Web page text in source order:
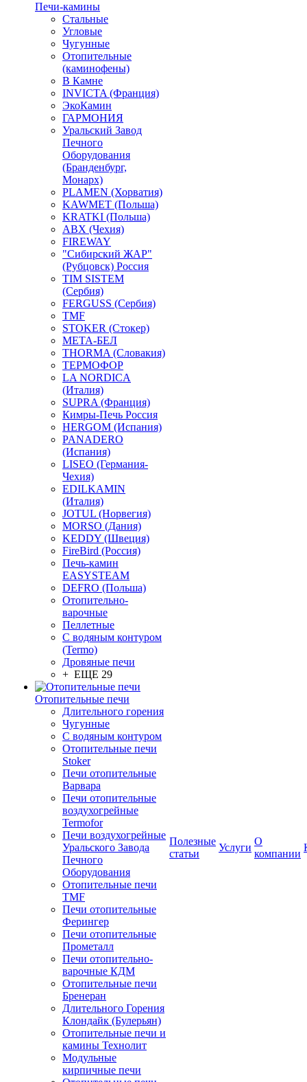
Печи-камины
Стальные
Угловые
Чугунные
Отопительные
(каминофены)
В Камне
INVICTA (Франция)
ЭкоКамин
ГАРМОНИЯ
Уральский Завод
Печного
Оборудования
(Бранденбург,
Монарх)
PLAMEN (Хорватия)
KAWMET (Польша)
KRATKI (Польша)
ABX (Чехия)
FIREWAY
"Сибирский ЖАР"
(Рубцовск) Россия
TIM SISTEM
(Сербия)
FERGUSS (Сербия)
TMF
STOKER (Стокер)
МЕТА-БЕЛ
THORMA (Словакия)
ТЕРМОФОР
LA NORDICA
(Италия)
SUPRA (Франция)
Кимры-Печь Россия
HERGOM (Испания)
PANADERO
(Испания)
LISEO (Германия-
Чехия)
EDILKAMIN
(Италия)
JOTUL (Норвегия)
MORSO (Дания)
KEDDY (Швеция)
FireBird (Россия)
Печь-камин
EASYSTEAM
DEFRO (Польша)
Отопительно-
варочные
Пеллетные
С водяным контуром
(Termo)
Дровяные печи
+ ЕЩЕ 29
Отопительные печи
Длительного горения
Чугунные
C водяным контуром
Отопительные печи
Stoker
Печи отопительные
Варвара
Печи отопительные
воздухогрейные
Termofor
Печи воздухогрейные
Уральского Завода
Печного
Оборудования
Отопительные печи
TMF
Печи отопительные
Ферингер
Печи отопительные
Прометалл
Печи отопительно-
варочные КДМ
Отопительные печи
Бренеран
Длительного Горения
Клондайк (Булерьян)
Отопительные печи и
камины Технолит
Модульные
кирпичные печи
Полезные
статьи
Услуги
О
компании